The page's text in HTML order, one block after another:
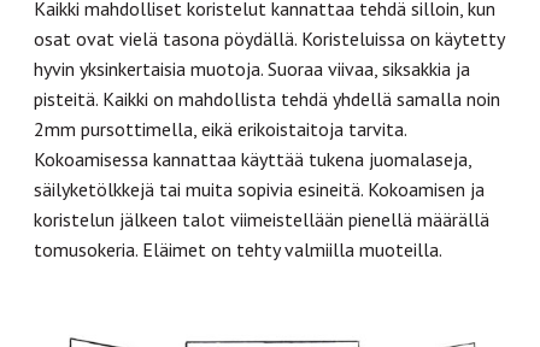
Kaikki mahdolliset koristelut kannattaa tehdä silloin, kun
osat ovat vielä tasona pöydällä. Koristeluissa on käytetty
hyvin yksinkertaisia muotoja. Suoraa viivaa, siksakkia ja
pisteitä. Kaikki on mahdollista tehdä yhdellä samalla noin
2mm pursottimella, eikä erikoistaitoja tarvita.
Kokoamisessa kannattaa käyttää tukena juomalaseja,
säilyketölkkejä tai muita sopivia esineitä. Kokoamisen ja
koristelun jälkeen talot viimeistellään pienellä määrällä
tomusokeria. Eläimet on tehty valmiilla muoteilla.